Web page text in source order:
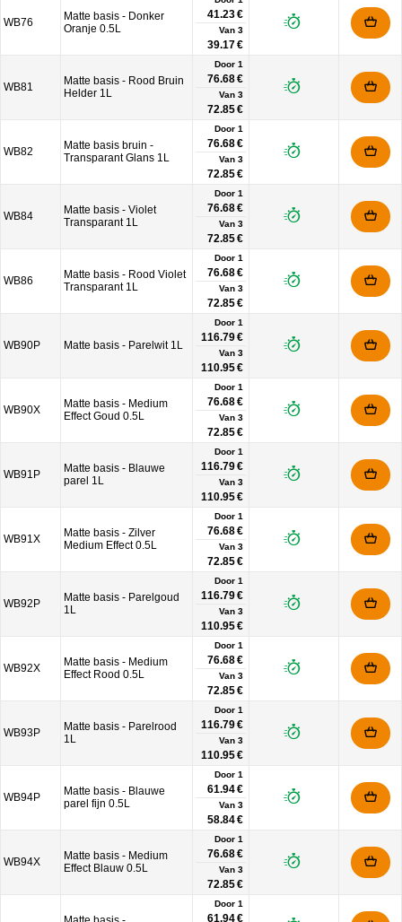
WB76
Matte basis - Donker
Oranje 0.5L
41.23 €
Van 3
39.17 €
WB81
Matte basis - Rood Bruin
Helder 1L
Door 1
76.68 €
Van 3
72.85 €
WB82
Matte basis bruin -
Transparant Glans 1L
Door 1
76.68 €
Van 3
72.85 €
WB84
Matte basis - Violet
Transparant 1L
Door 1
76.68 €
Van 3
72.85 €
WB86
Matte basis - Rood Violet
Transparant 1L
Door 1
76.68 €
Van 3
72.85 €
WB90P Matte basis - Parelwit 1L
Door 1
116.79 €
Van 3
110.95 €
WB90X
Matte basis - Medium
Effect Goud 0.5L
Door 1
76.68 €
Van 3
72.85 €
WB91P
Matte basis - Blauwe
parel 1L
Door 1
116.79 €
Van 3
110.95 €
WB91X
Matte basis - Zilver
Medium Effect 0.5L
Door 1
76.68 €
Van 3
72.85 €
WB92P
Matte basis - Parelgoud
1L
Door 1
116.79 €
Van 3
110.95 €
WB92X
Matte basis - Medium
Effect Rood 0.5L
Door 1
76.68 €
Van 3
72.85 €
WB93P
Matte basis - Parelrood
1L
Door 1
116.79 €
Van 3
110.95 €
WB94P
Matte basis - Blauwe
parel fijn 0.5L
Door 1
61.94 €
Van 3
58.84 €
WB94X
Matte basis - Medium
Effect Blauw 0.5L
Door 1
76.68 €
Van 3
72.85 €
Door 1
61.94 €